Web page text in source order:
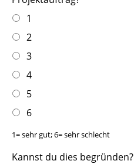
1
2
3
4
5
6
1= sehr gut; 6= sehr schlecht
Kannst du dies begründen?